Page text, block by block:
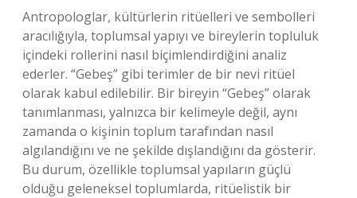
Antropologlar, kültürlerin ritüelleri ve sembolleri
aracılığıyla, toplumsal yapıyı ve bireylerin topluluk
içindeki rollerini nasıl biçimlendirdiğini analiz
ederler. “Gebeş” gibi terimler de bir nevi ritüel
olarak kabul edilebilir. Bir bireyin “Gebeş” olarak
tanımlanması, yalnızca bir kelimeyle değil, aynı
zamanda o kişinin toplum tarafından nasıl
algılandığını ve ne şekilde dışlandığını da gösterir.
Bu durum, özellikle toplumsal yapıların güçlü
olduğu geleneksel toplumlarda, ritüelistik bir